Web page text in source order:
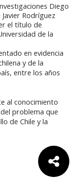
Diego
Rodríguez
el título de
de la
en evidencia
y de la
entre los años
al conocimiento
problema que
de Chile y la